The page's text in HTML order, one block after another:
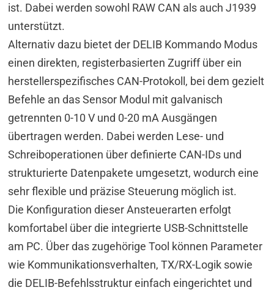
ist. Dabei werden sowohl RAW CAN als auch J1939
unterstützt.
Alternativ dazu bietet der DELIB Kommando Modus
einen direkten, registerbasierten Zugriff über ein
herstellerspezifisches CAN-Protokoll, bei dem gezielt
Befehle an das Sensor Modul mit galvanisch
getrennten 0-10 V und 0-20 mA Ausgängen
übertragen werden. Dabei werden Lese- und
Schreiboperationen über definierte CAN-IDs und
strukturierte Datenpakete umgesetzt, wodurch eine
sehr flexible und präzise Steuerung möglich ist.
Die Konfiguration dieser Ansteuerarten erfolgt
komfortabel über die integrierte USB-Schnittstelle
am PC. Über das zugehörige Tool können Parameter
wie Kommunikationsverhalten, TX/RX-Logik sowie
die DELIB-Befehlsstruktur einfach eingerichtet und